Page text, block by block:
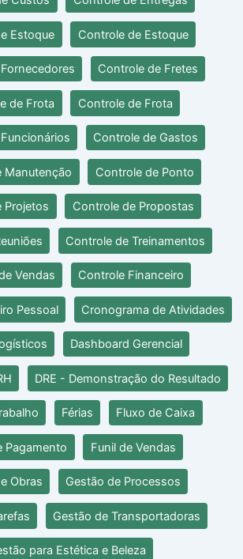
Estoque Controle de Estoque
Controle de Fretes
de Frota Controle de Frota
Controle de Gastos
Manutenção Controle de Ponto
Projetos Controle de Propostas
Controle de Treinamentos
Vendas Controle Financeiro
Pessoal Cronograma de Atividades
Dashboard Gerencial
DRE - Demonstração do Resultado
Férias Fluxo de Caixa
Pagamento Funil de Vendas
Obras Gestão de Processos
Gestão de Transportadoras
para Estética e Beleza